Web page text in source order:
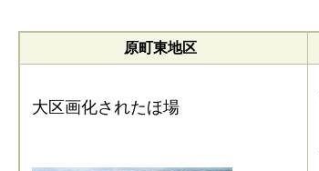
原町東地区
大区画化されたほ場